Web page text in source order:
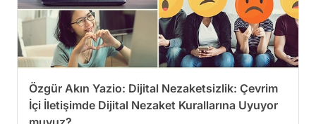
Özgür Akın Yazio: Dijital Nezaketsizlik: Çevrim
İçi İletişimde Dijital Nezaket Kurallarına Uyuyor